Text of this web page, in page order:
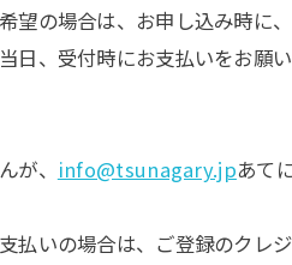
の場合は、お申し込み時に
、受付時にお支払いをお願い
が、 info@tsunagary.jpあて
いの場合は、ご登録のクレ